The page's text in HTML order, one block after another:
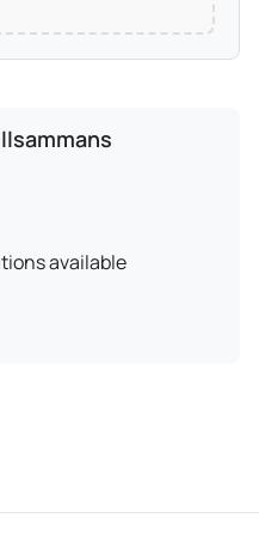
available